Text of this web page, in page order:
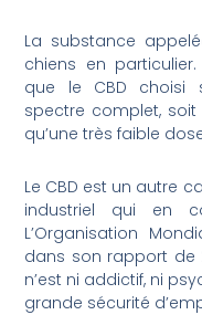
La substance
chiens en
que le CBD choisi
spectre complet,
qu’une très faible
Le CBD est un autre
industriel qui en
L’Organisation
dans son rapport de
n’est ni addictif, ni
grande sécurité